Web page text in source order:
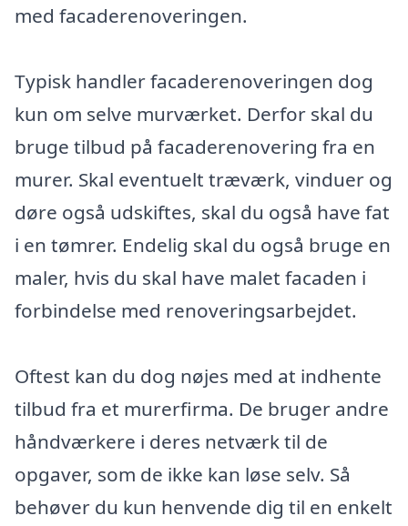
med facaderenoveringen.
Typisk handler facaderenoveringen dog
kun om selve murværket. Derfor skal du
bruge tilbud på facaderenovering fra en
murer. Skal eventuelt træværk, vinduer og
døre også udskiftes, skal du også have fat
i en tømrer. Endelig skal du også bruge en
maler, hvis du skal have malet facaden i
forbindelse med renoveringsarbejdet.
Oftest kan du dog nøjes med at indhente
tilbud fra et murerfirma. De bruger andre
håndværkere i deres netværk til de
opgaver, som de ikke kan løse selv. Så
behøver du kun henvende dig til en enkelt